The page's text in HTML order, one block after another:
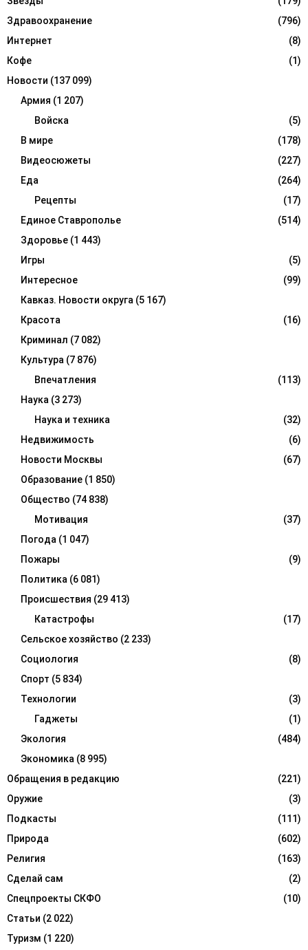
Здравоохранение
(796)
Интернет
(8)
Кофе
(1)
Новости (137 099)
Армия (1 207)
Войска
(5)
В мире
(178)
Видеосюжеты
(227)
Еда
(264)
Рецепты
(17)
Единое Ставрополье
(514)
Здоровье (1 443)
Игры
(5)
Интересное
(99)
Кавказ. Новости округа (5 167)
Красота
(16)
Криминал (7 082)
Культура (7 876)
Впечатления
(113)
Наука (3 273)
Наука и техника
(32)
Недвижимость
(6)
Новости Москвы
(67)
Образование (1 850)
Общество (74 838)
Мотивация
(37)
Погода (1 047)
Пожары
(9)
Политика (6 081)
Происшествия (29 413)
Катастрофы
(17)
Сельское хозяйство (2 233)
Социология
(8)
Спорт (5 834)
Технологии
(3)
Гаджеты
(1)
Экология
(484)
Экономика (8 995)
Обращения в редакцию
(221)
Оружие
(3)
Подкасты
(111)
Природа
(602)
Религия
(163)
Сделай сам
(2)
Спецпроекты СКФО
(10)
Статьи (2 022)
Туризм (1 220)